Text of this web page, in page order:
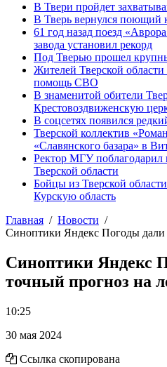
В Твери пройдет
В Тверь вернулся поющий
61 год назад поезд
завода установил рекорд
Под Тверью прошел
Жителей Тверской
помощь СВО
В знаменитой обители
Крестовоздвиженскую
В соцсетях появился
Тверской коллектив
«Славянского базара» в
Ректор МГУ поблагодарил
Тверской области
Бойцы из Тверской
Курскую область
Главная
Новости
Синоптики Яндекс Погоды дали
Синоптики Яндекс
точный прогноз на
10:25
30 мая 2024
Ссылка скопирована